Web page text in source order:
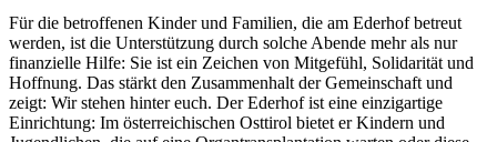
Für die betroffenen Kinder und Familien, die am Ederhof betreut
werden, ist die Unterstützung durch solche Abende mehr als nur
finanzielle Hilfe: Sie ist ein Zeichen von Mitgefühl, Solidarität und
Hoffnung. Das stärkt den Zusammenhalt der Gemeinschaft und
zeigt: Wir stehen hinter euch. Der Ederhof ist eine einzigartige
Einrichtung: Im österreichischen Osttirol bietet er Kindern und